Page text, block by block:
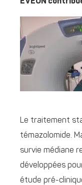
Le traitement
témazolomide.
survie médiane
développées
étude pré-